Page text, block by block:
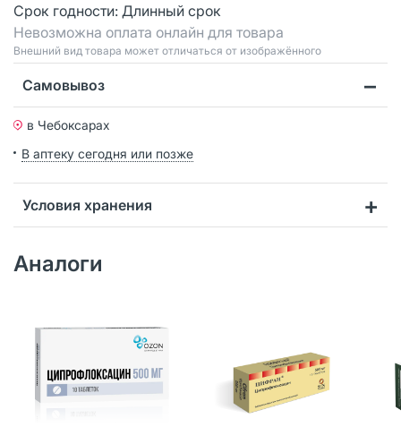
Срок годности: Длинный срок
Невозможна оплата онлайн для товара
Bнешний вид товара может отличаться от изображённого
Самовывоз
в Чебоксарах
В аптеку сегодня или позже
Условия хранения
Аналоги